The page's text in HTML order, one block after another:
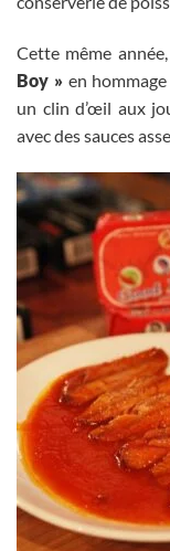
Cette même
Boy »en hommage
un clin d’œil aux
avec des sauces